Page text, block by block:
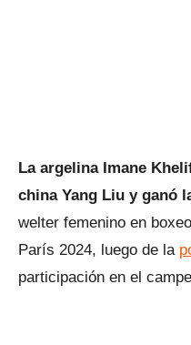
La argelina Imane
china Yang Liu y ganó
welter femenino en
París 2024, luego de la
participación en el